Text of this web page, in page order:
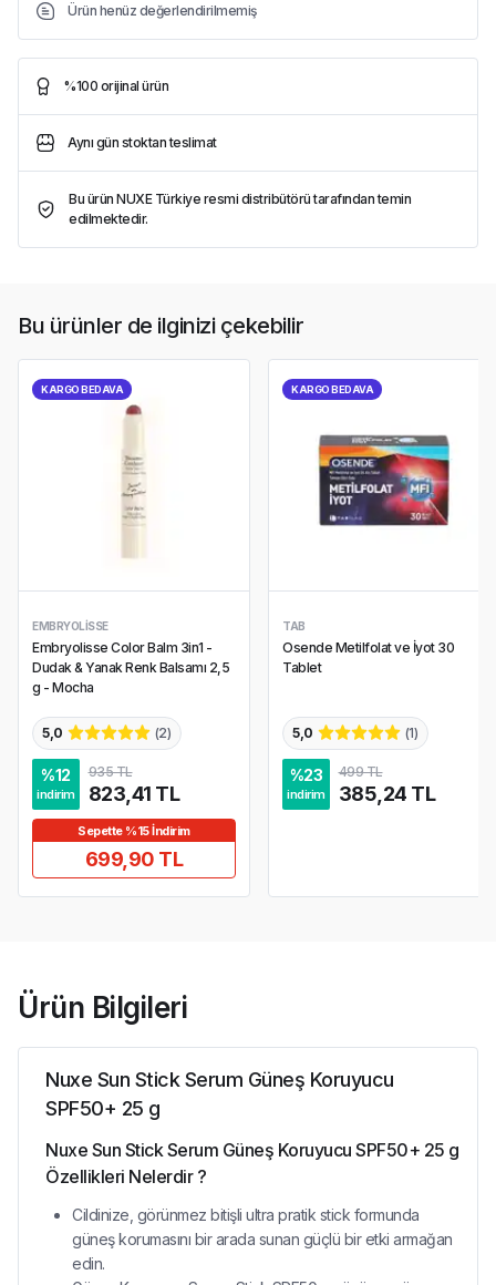
Ürün henüz değerlendirilmemiş
%100 orijinal ürün
Aynı gün stoktan teslimat
Bu ürün NUXE Türkiye resmi distribütörü tarafından temin
edilmektedir.
Bu ürünler de ilginizi çekebilir
KARGO BEDAVA
EMBRYOLISSE
Embryolisse Color Balm 3in1 -
Dudak & Yanak Renk Balsamı 2,5
g - Mocha
5,0 (2)
%12
indirim
935 TL
823,41 TL
Sepette %15 İndirim
699,90 TL
KARGO BEDAVA
TAB
Osende Metilfolat ve İyot 30
Tablet
5,0 (1)
%23
indirim
499 TL
385,24 TL
Ürün Bilgileri
Nuxe Sun Stick Serum Güneş Koruyucu
SPF50+ 25 g
Nuxe Sun Stick Serum Güneş Koruyucu SPF50+ 25 g
Özellikleri Nelerdir ?
Cildinize, görünmez bitişli ultra pratik stick formunda
güneş korumasını bir arada sunan güçlü bir etki armağan
edin.